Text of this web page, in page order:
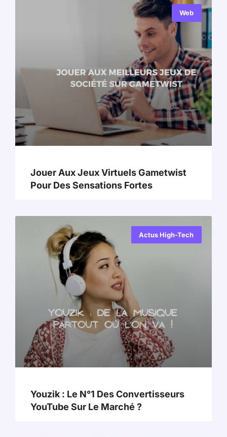
Web
Jouer Aux Jeux Virtuels Gametwist
Pour Des Sensations Fortes
Actus High-Tech
Youzik : Le N°1 Des Convertisseurs
YouTube Sur Le Marché ?